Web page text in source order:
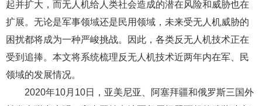
起并扩大，而无人机给人类社会造成的潜在风险和威胁也在
扩展。无论是军事领域还是民用领域，未来受无人机威胁的
困扰都将成为一种严峻挑战。因此，各类反无人机技术正在
受到追捧。本文将系统梳理反无人机技术近两年内在军、民
领域的发展情况。
2020年10月10日，亚美尼亚、阿塞拜疆和俄罗斯三国外